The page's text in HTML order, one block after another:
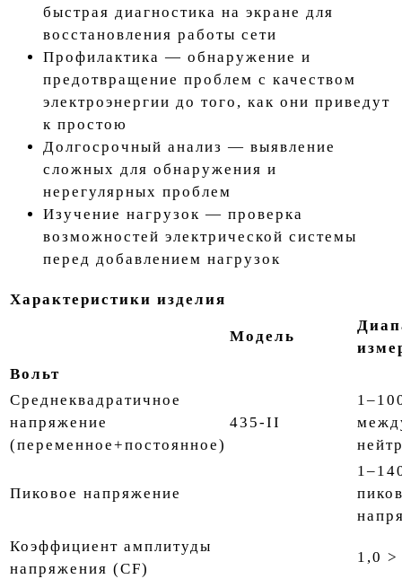
быстрая диагностика на экране для
восстановления работы сети
Профилактика — обнаружение и
предотвращение проблем с качеством
электроэнергии до того, как они приведут
к простою
Долгосрочный анализ — выявление
сложных для обнаружения и
нерегулярных проблем
Изучение нагрузок — проверка
возможностей электрической системы
перед добавлением нагрузок
Характеристики изделия
Модель
Вольт
Среднеквадратичное
напряжение
(переменное+постоянное)
435-II
Пиковое напряжение
Коэффициент амплитуды
напряжения (CF)
1,0